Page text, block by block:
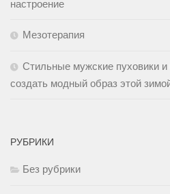
настроение
Мезотерапия
Стильные мужские пуховики и
создать модный образ этой
РУБРИКИ
Без рубрики